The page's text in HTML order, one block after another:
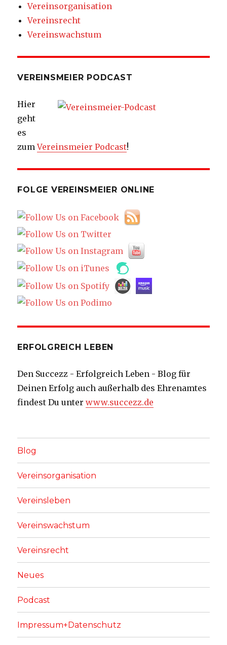
Vereinsorganisation
Vereinsrecht
Vereinswachstum
VEREINSMEIER PODCAST
Hier
geht
es
zumVereinsmeier Podcast!
FOLGE VEREINSMEIER ONLINE
ERFOLGREICH LEBEN
Den Succezz - Erfolgreich Leben - Blog für
Deinen Erfolg auch außerhalb des Ehrenamtes
findest Du unterwww.succezz.de
Blog
Vereinsorganisation
Vereinsleben
Vereinswachstum
Vereinsrecht
Neues
Podcast
Impressum+Datenschutz